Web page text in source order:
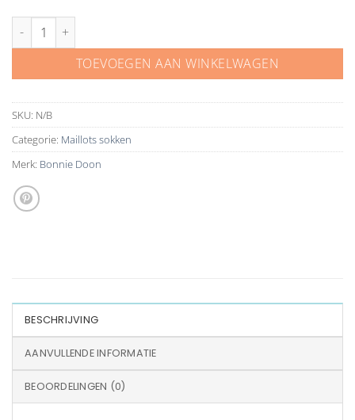
Panty voor bruidsmeisje aantal
TOEVOEGEN AAN WINKELWAGEN
SKU: N/B
Categorie: Maillots sokken
Merk: Bonnie Doon
BESCHRIJVING
AANVULLENDE INFORMATIE
BEOORDELINGEN (0)